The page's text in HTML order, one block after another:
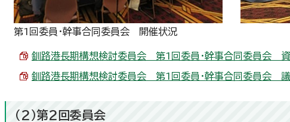
第1回委員・幹事合同委員会 開催状況
釧路港長期構想検討委員会 第1回委員・幹事合同委員会
釧路港長期構想検討委員会 第1回委員・幹事合同委員会 議
（2）第2回委員会